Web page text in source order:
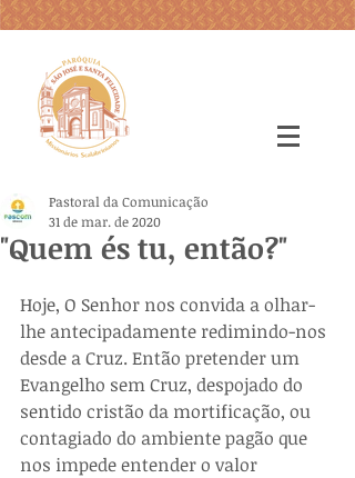
"Quem és tu, então?"
Pastoral da Comunicação
31 de mar. de 2020
Hoje, O Senhor nos convida a olhar-
lhe antecipadamente redimindo-nos
desde a Cruz. Então pretender um
Evangelho sem Cruz, despojado do
sentido cristão da mortificação, ou
contagiado do ambiente pagão que
nos impede entender o valor